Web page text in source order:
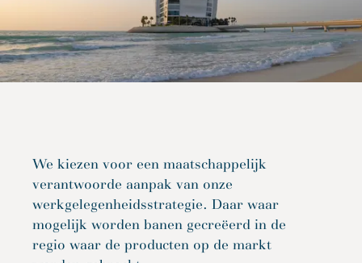
We kiezen voor een maatschappelijk
verantwoorde aanpak van onze
werkgelegenheidsstrategie. Daar waar
mogelijk worden banen gecreëerd in de
regio waar de producten op de markt